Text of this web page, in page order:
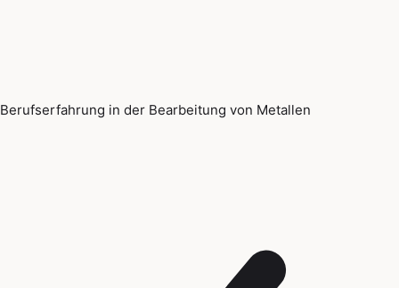
Berufserfahrung in der Bearbeitung von Metallen